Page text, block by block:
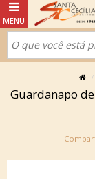
Guardanapo